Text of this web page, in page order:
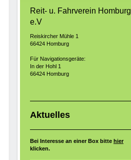
Reit- u. Fahrverein Homburg
e.V
Reiskircher Mühle 1
66424 Homburg
Für Navigationsgeräte:
In der Hohl 1
66424 Homburg
Aktuelles
Bei Interesse an einer Box bitte hier
klicken.